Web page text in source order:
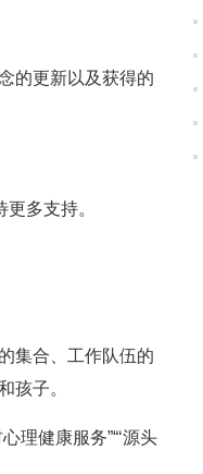
的更新以及获得的
多支持。
集合、工作队伍的
孩子。
理健康服务”“‘源头